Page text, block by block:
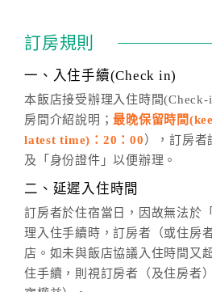
話方式異動訂單。
※非客服時間之申辦異動，皆為
五、客服時間
週一至週日，上午9:00～晚上
六、聯絡方式
(07)9682715 。
訂房規則
一、入住手續(Check in)
本飯店接受辦理入住時間(Check-
房間介紹說明；最晚保留時間
latest time)：20：00 ），訂房者
及「身份證件」以便辦理。
二、延遲入住時間
訂房者於住宿當日，因故無法於
理入住手續時，訂房者（或住房
店。如未與飯店協議入住時間又
住手續，則視訂房者（及住房者